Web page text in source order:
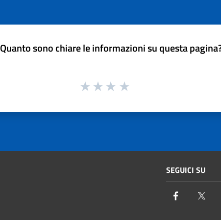
Quanto sono chiare le informazioni su questa
SEGUICI SU
Facebook